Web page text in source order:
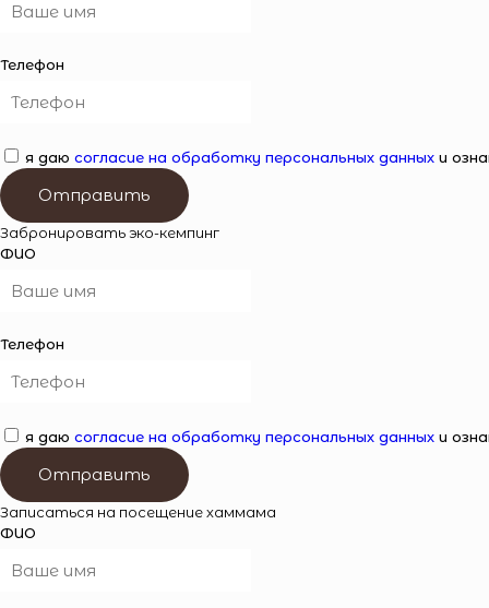
Телефон
я даю согласие на обработку персональных данных и
Отправить
Забронировать эко-кемпинг
ФИО
Телефон
я даю согласие на обработку персональных данных и
Отправить
Записаться на посещение хаммама
ФИО